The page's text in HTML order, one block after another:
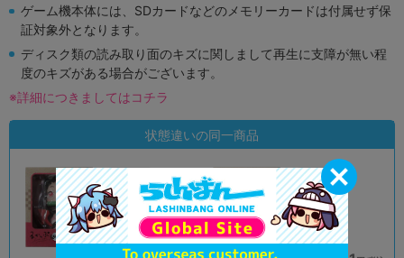
ゲーム機本体には、SDカードなどのメモリーカードは付属せず保
証対象外となります。
ディスク類の読み取り面のキズに関しまして再生に支障が無い程
度のキズがある場合がございます。
※詳細につきましてはコチラ
状態違いの同一商品
状態 :
オンライン
状態 : A
所沢店